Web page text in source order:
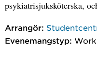
psykiatrisjuksköterska,
Arrangör:
Evenemangstyp: